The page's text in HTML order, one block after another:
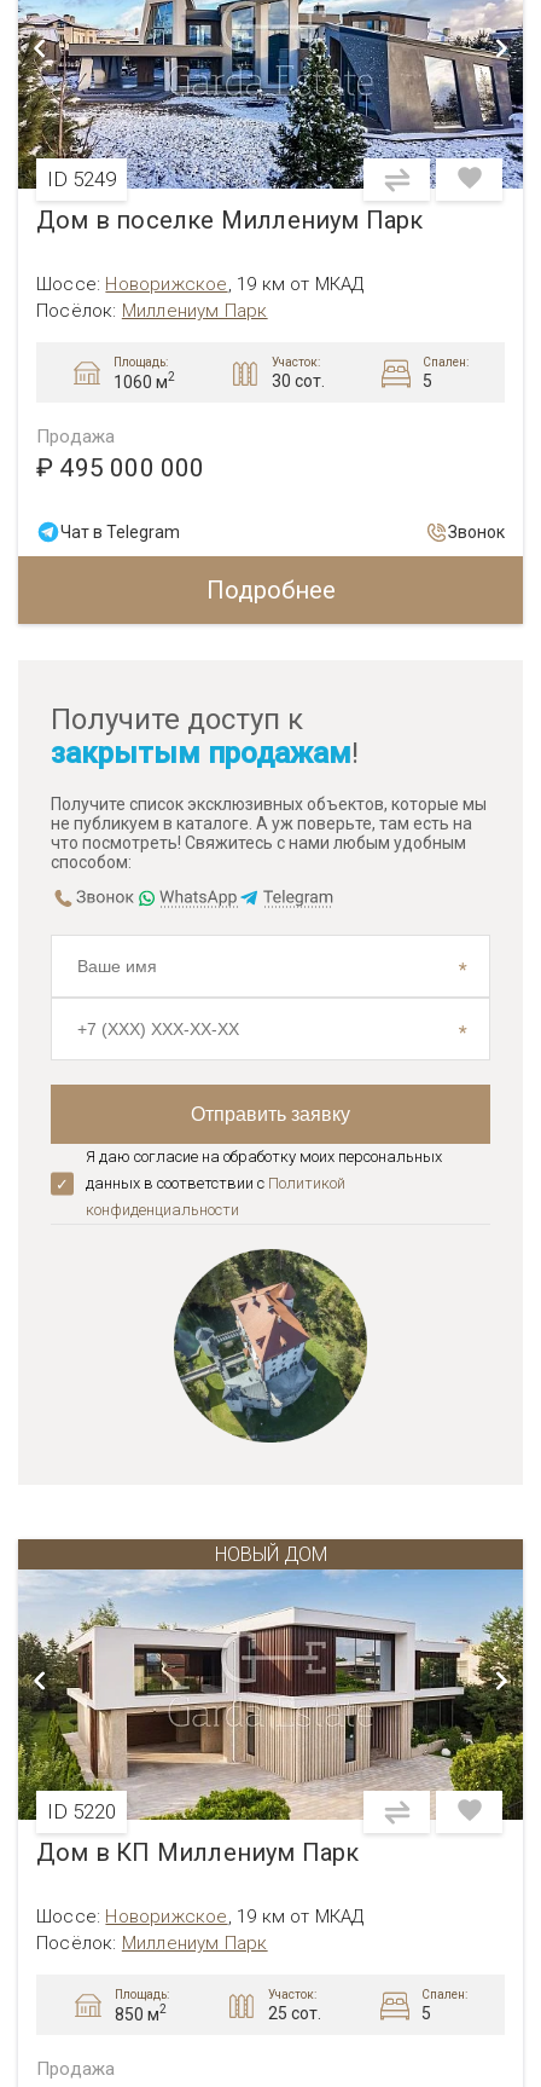
ID 5249
Дом в поселке Миллениум Парк
Шоссе: Новорижское, 19 км от МКАД
Посёлок: Миллениум Парк
Площадь:
1060 м2
Участок:
30 сот.
Спален:
5
Продажа
₽ 495 000 000
Чат в Telegram Звонок
Подробнее
Получите доступ к
закрытым продажам!
Получите список эксклюзивных объектов, которые мы
не публикуем в каталоге. А уж поверьте, там есть на
что посмотреть! Свяжитесь с нами любым удобным
способом:
Я даю согласие на обработку моих персональных
данных в соответствии с Политикой
конфиденциальноcти
НОВЫЙ ДОМ
ID 5220
Дом в КП Миллениум Парк
Шоссе: Новорижское, 19 км от МКАД
Посёлок: Миллениум Парк
Площадь:
850 м2
Участок:
25 сот.
Спален:
5
Продажа